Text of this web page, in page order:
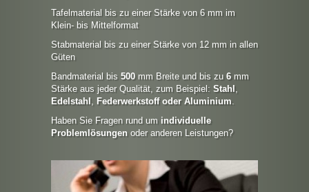
Tafelmaterial bis zu einer Stärke von 6 mm im
Klein- bis Mittelformat
Stabmaterial bis zu einer Stärke von 12 mm in allen
Güten
Bandmaterial bis 500mm Breite und bis zu 6mm
Stärke aus jeder Qualität, zum Beispiel: Stahl,
Edelstahl, Federwerkstoff oder Aluminium.
Haben Sie Fragen rund umindividuelle
Problemlösungen oder anderen Leistungen?